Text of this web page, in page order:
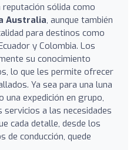
reputación sólida como
Australia, aunque también
para destinos como
y Colombia. Los
su conocimiento
lo que les permite ofrecer
Ya sea para una luna
una expedición en grupo,
servicios a las necesidades
cada detalle, desde los
de conducción, quede